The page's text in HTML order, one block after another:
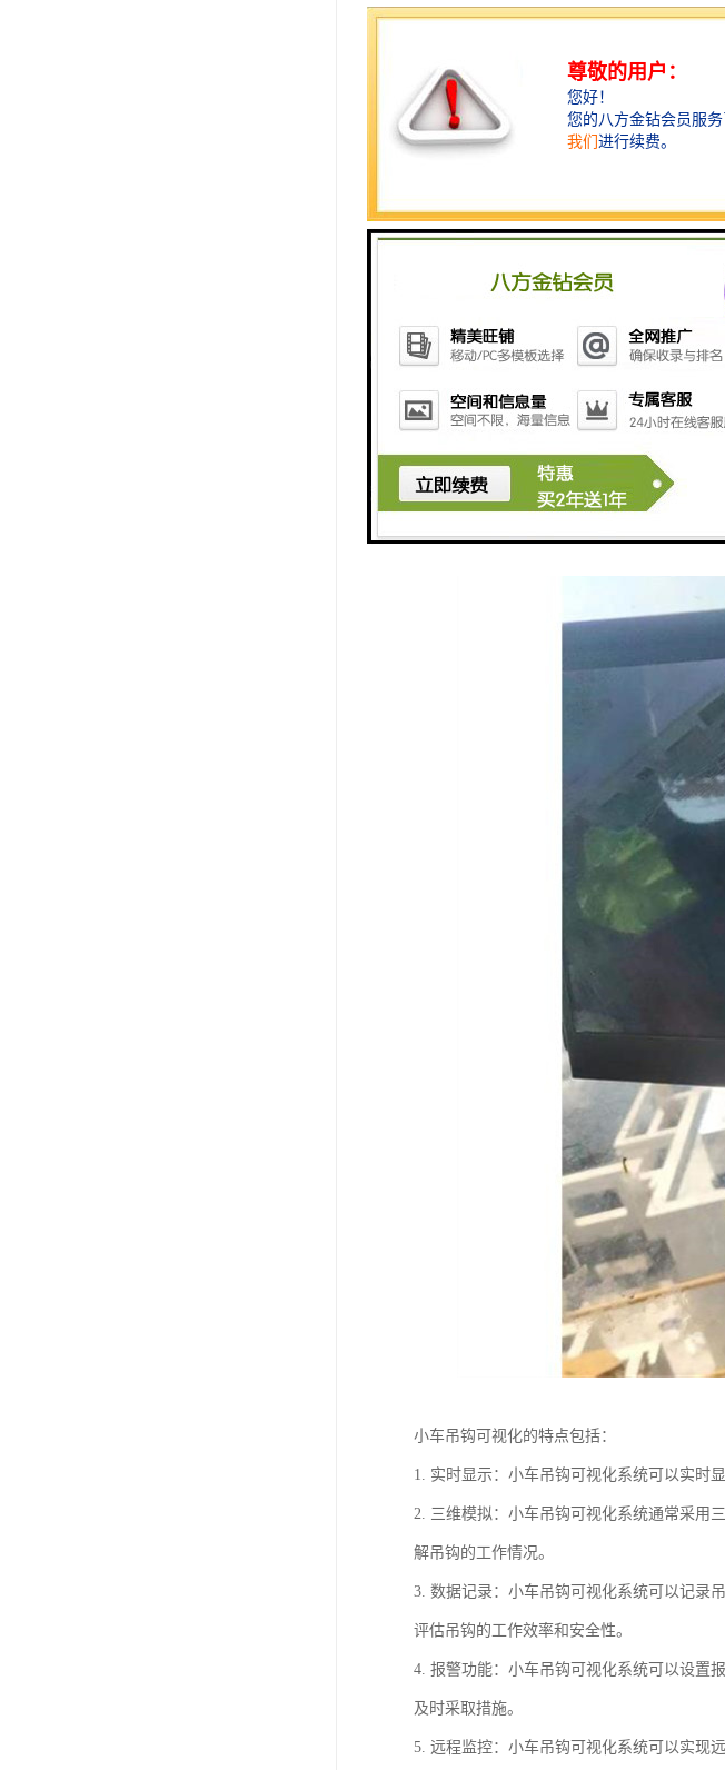
还可以记录和存储吊钩的运行数据，用于后
1. 实时监测：重直式吊钩可视化系统能够实
现吊钩的异常情况，提前采取相应的措施，确
2. 数据记录：重直式吊钩可视化系统能够
进行工作效率的分析和评估，为工作的优化
3. 报警功能：重直式吊钩可视化系统能够设
提醒操作人员及时采取措施，避免事故的发
4. 远程控制：重直式吊钩可视化系统支持远
操作人员直接接触吊钩，减少工作风险。
5. 数据分析：重直式吊钩可视化系统能够对
总之，重直式吊钩可视化系统通过实时监测
小车吊钩可视化的特点包括：
1. 实时显示：小车吊钩可视化系统可以实时
2. 三维模拟：小车吊钩可视化系统通常采用
解吊钩的工作情况。
3. 数据记录：小车吊钩可视化系统可以记录
评估吊钩的工作效率和安全性。
4. 报警功能：小车吊钩可视化系统可以设置
及时采取措施。
5. 远程监控：小车吊钩可视化系统可以实现